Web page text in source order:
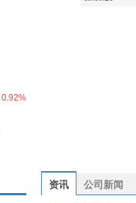
0.92%
资讯 公司新闻